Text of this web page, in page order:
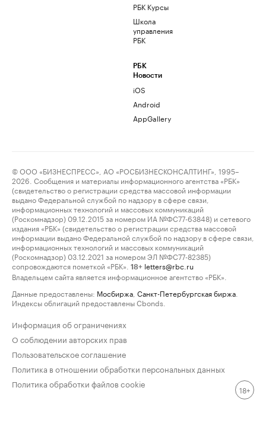
РБК Курсы
Школа
управления
РБК
РБК
Новости
iOS
Android
AppGallery
© ООО «БИЗНЕСПРЕСС», АО «РОСБИЗНЕСКОНСАЛТИНГ», 1995–
2026. Сообщения и материалы информационного агентства «РБК»
(свидетельство о регистрации средства массовой информации
выдано Федеральной службой по надзору в сфере связи,
информационных технологий и массовых коммуникаций
(Роскомнадзор) 09.12.2015 за номером ИА №ФС77-63848) и сетевого
издания «РБК» (свидетельство о регистрации средства массовой
информации выдано Федеральной службой по надзору в сфере связи,
информационных технологий и массовых коммуникаций
(Роскомнадзор) 03.12.2021 за номером ЭЛ №ФС77-82385)
сопровождаются пометкой «РБК».
18+ letters@rbc.ru
Владельцем сайта является информационное агентство «РБК».
Данные предоставлены: Мосбиржа Санкт-Петербургская биржа
Индексы облигаций предоставлены Cbonds.
Информация об ограничениях
О соблюдении авторских прав
Пользовательское соглашение
Политика в отношении обработки персональных данных
Политика обработки файлов cookie
18+